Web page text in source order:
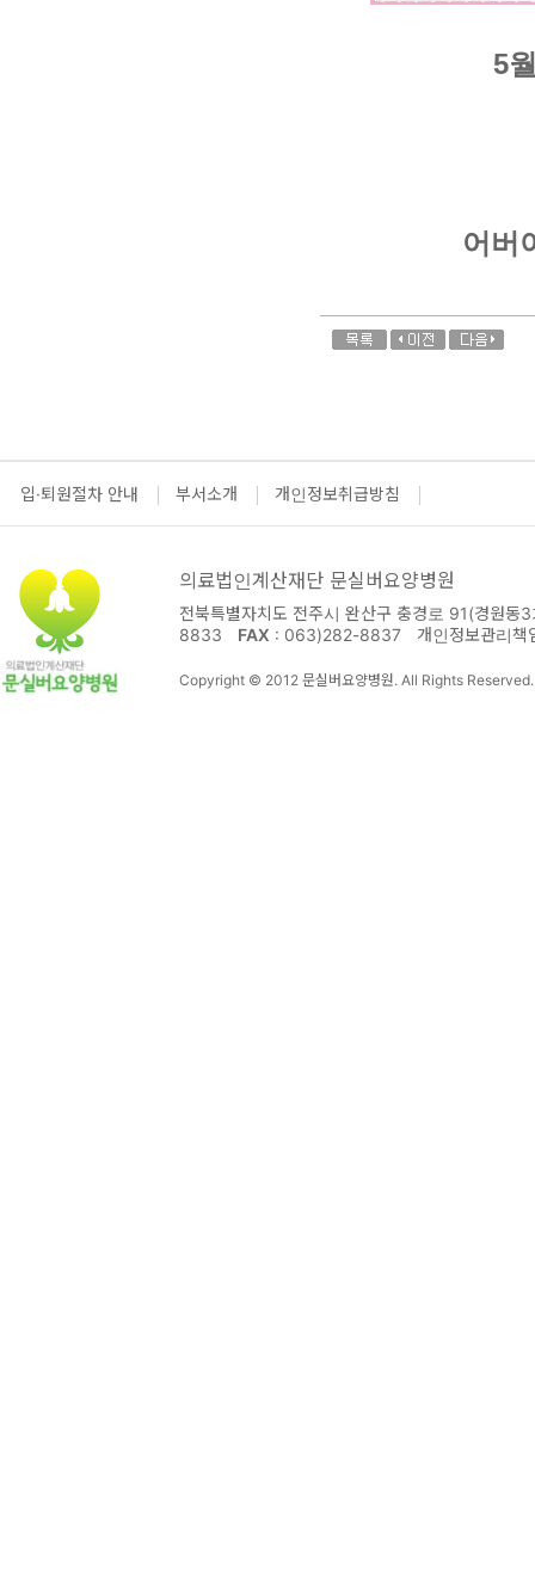
5
어버
입·퇴원절차 안내 부서소개 개인정보취급방침
의료법인계산재단 문실버요양병원
전북특별자치도 전주시 완산구 충경로 91(경원동
8833
FAX : 063)282-8837 개인정보관리책
Copyright © 2012 문실버요양병원. All Rights Reserved.